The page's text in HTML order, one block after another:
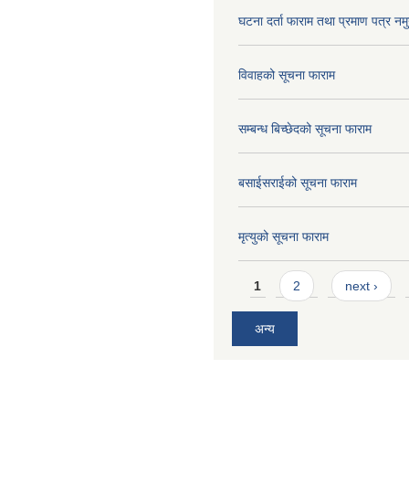
घटना दर्ता फाराम तथा प्रमाण पत्र
विवाहको सूचना फाराम
सम्बन्ध बिच्छेदको सूचना फाराम
बसाईसराईको सूचना फाराम
मृत्युको सूचना फाराम
Pages
1 2 next ›
अन्य